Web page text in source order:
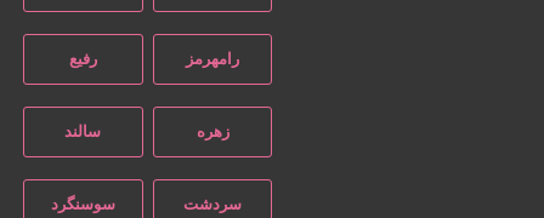
رامهرمز
زهره سالند
سردشت سوسنگرد